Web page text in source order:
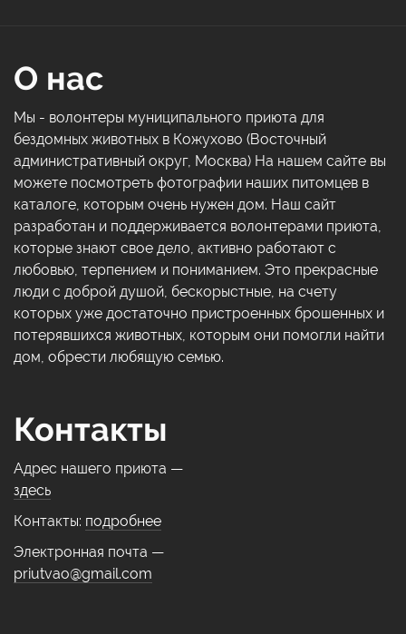
О нас
Мы - волонтеры муниципального приюта для
бездомных животных в Кожухово (Восточный
административный округ, Москва) На нашем сайте вы
можете посмотреть фотографии наших питомцев в
каталоге, которым очень нужен дом. Наш сайт
разработан и поддерживается волонтерами приюта,
которые знают свое дело, активно работают с
любовью, терпением и пониманием. Это прекрасные
люди с доброй душой, бескорыстные, на счету
которых уже достаточно пристроенных брошенных и
потерявшихся животных, которым они помогли найти
дом, обрести любящую семью.
Контакты
Адрес нашего приюта —
здесь
Контакты: подробнее
Электронная почта —
priutvao@gmail.com